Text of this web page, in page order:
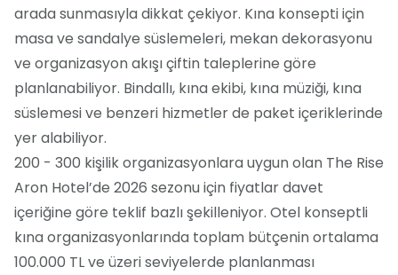
arada sunmasıyla dikkat çekiyor. Kına konsepti için
masa ve sandalye süslemeleri, mekan dekorasyonu
ve organizasyon akışı çiftin taleplerine göre
planlanabiliyor. Bindallı, kına ekibi, kına müziği, kına
süslemesi ve benzeri hizmetler de paket içeriklerinde
yer alabiliyor.
200 - 300 kişilik organizasyonlara uygun olan The Rise
Aron Hotel’de 2026 sezonu için fiyatlar davet
içeriğine göre teklif bazlı şekilleniyor. Otel konseptli
kına organizasyonlarında toplam bütçenin ortalama
100.000 TL ve üzeri seviyelerde planlanması